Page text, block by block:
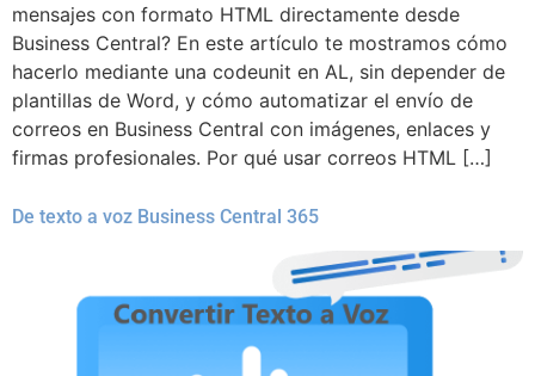
mensajes con formato HTML directamente desde
Business Central? En este artículo te mostramos cómo
hacerlo mediante una codeunit en AL, sin depender de
plantillas de Word, y cómo automatizar el envío de
correos en Business Central con imágenes, enlaces y
firmas profesionales. Por qué usar correos HTML […]
De texto a voz Business Central 365